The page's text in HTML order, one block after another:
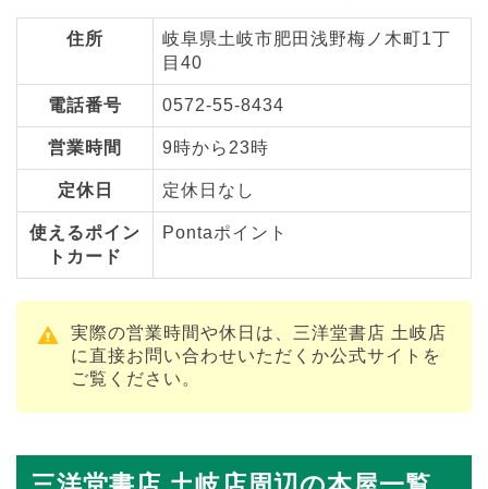
住所
岐阜県土岐市肥田浅野梅ノ木町1丁
目40
電話番号 0572-55-8434
営業時間 9時から23時
定休日 定休日なし
使えるポイン
トカード
Pontaポイント
実際の営業時間や休日は、三洋堂書店 土岐店
に直接お問い合わせいただくか公式サイトを
ご覧ください。